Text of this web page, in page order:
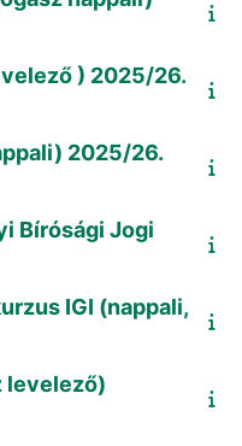
) 2025/26.
2025/26.
Bírósági Jogi
IGI (nappali,
levelező)